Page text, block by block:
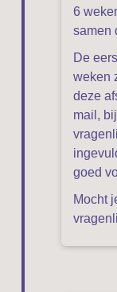
6
samen
De
weken
deze
mail,
goed
Mocht